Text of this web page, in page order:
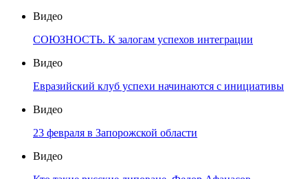
Видео
СОЮЗНОСТЬ. К залогам успехов интеграции
Видео
Евразийский клуб успехи начинаются с инициативы
Видео
23 февраля в Запорожской области
Видео